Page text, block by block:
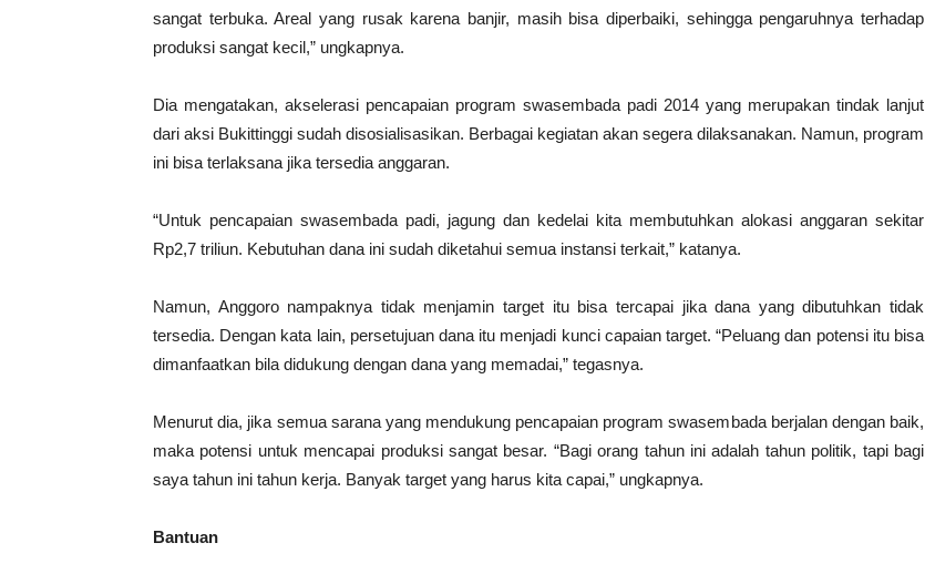
sangat terbuka. Areal yang rusak karena banjir, masih bisa diperbaiki, sehingga pengaruhnya terhadap
produksi sangat kecil,” ungkapnya.
Dia mengatakan, akselerasi pencapaian program swasembada padi 2014 yang merupakan tindak lanjut
dari aksi Bukittinggi sudah disosialisasikan. Berbagai kegiatan akan segera dilaksanakan. Namun, program
ini bisa terlaksana jika tersedia anggaran.
“Untuk pencapaian swasembada padi, jagung dan kedelai kita membutuhkan alokasi anggaran sekitar
Rp2,7 triliun. Kebutuhan dana ini sudah diketahui semua instansi terkait,” katanya.
Namun, Anggoro nampaknya tidak menjamin target itu bisa tercapai jika dana yang dibutuhkan tidak
tersedia. Dengan kata lain, persetujuan dana itu menjadi kunci capaian target. “Peluang dan potensi itu bisa
dimanfaatkan bila didukung dengan dana yang memadai,” tegasnya.
Menurut dia, jika semua sarana yang mendukung pencapaian program swasembada berjalan dengan baik,
maka potensi untuk mencapai produksi sangat besar. “Bagi orang tahun ini adalah tahun politik, tapi bagi
saya tahun ini tahun kerja. Banyak target yang harus kita capai,” ungkapnya.
Bantuan